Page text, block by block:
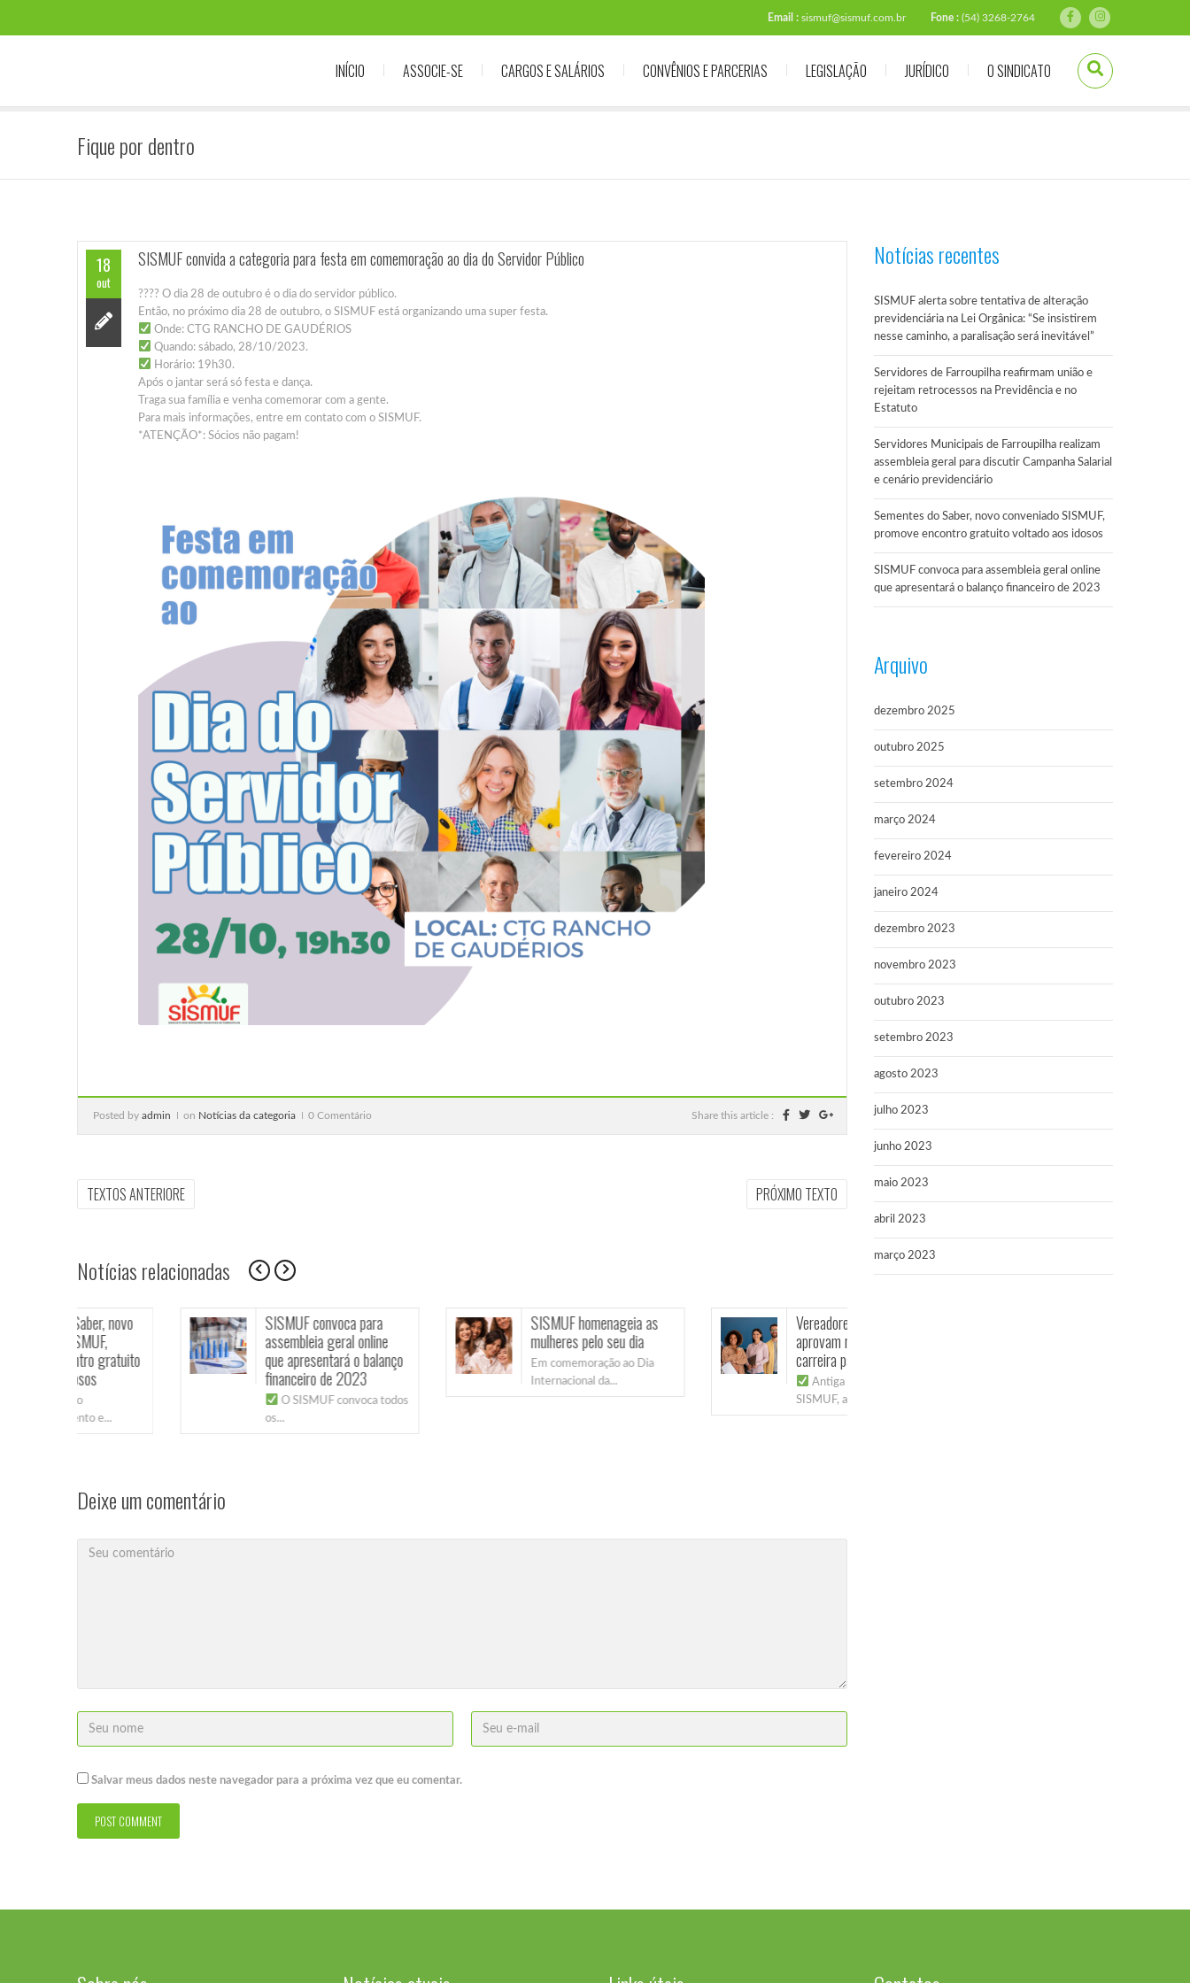
Email : sismuf@sismuf.com.br Fone : (54) 3268-2764
INÍCIO ASSOCIE-SE CARGOS E SALÁRIOS CONVÊNIOS E PARCERIAS LEGISLAÇÃO JURÍDICO O SINDICATO
Fique por dentro
18
out
SISMUF convida a categoria para festa em comemoração ao dia do Servidor Público
???? O dia 28 de outubro é o dia do servidor público.
Então, no próximo dia 28 de outubro, o SISMUF está organizando uma super festa.
Onde: CTG RANCHO DE GAUDÉRIOS
Quando: sábado, 28/10/2023.
Horário: 19h30.
Após o jantar será só festa e dança.
Traga sua família e venha comemorar com a gente.
Para mais informações, entre em contato com o SISMUF.
*ATENÇÃO*: Sócios não pagam!
Posted by admin on Notícias da categoria 0 Comentário Share this article :
Navegação
Post
TEXTOS ANTERIOREPREVIOUS
ARTICLE:
PRÓXIMO TEXTO
ARTICLE:
Notícias relacionadas
SISMUF convoca para
assembleia geral online
que apresentará o balanço
financeiro de 2023
O SISMUF convoca todos
SISMUF homenageia as
mulheres pelo seu dia
Em comemoração ao Dia
Vereadores de Farroupilha
aprovam novos níveis de
carreira para professores
Antiga reivindicação do
Deixe um comentário
Salvar meus dados neste navegador para a próxima vez que eu comentar.
Notícias recentes
SISMUF alerta sobre tentativa de alteração
previdenciária na Lei Orgânica: “Se insistirem
nesse caminho, a paralisação será inevitável”
Servidores de Farroupilha reafirmam união e
rejeitam retrocessos na Previdência e no
Estatuto
Servidores Municipais de Farroupilha realizam
assembleia geral para discutir Campanha Salarial
e cenário previdenciário
Sementes do Saber, novo conveniado SISMUF,
promove encontro gratuito voltado aos idosos
SISMUF convoca para assembleia geral online
que apresentará o balanço financeiro de 2023
Arquivo
dezembro 2025
outubro 2025
setembro 2024
março 2024
fevereiro 2024
janeiro 2024
dezembro 2023
novembro 2023
outubro 2023
setembro 2023
agosto 2023
julho 2023
junho 2023
maio 2023
abril 2023
março 2023